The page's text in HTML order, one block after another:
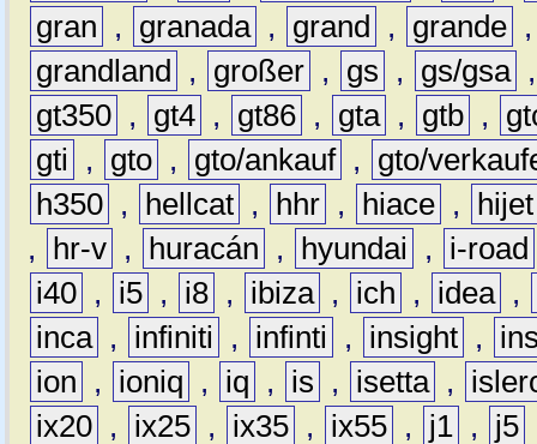
gran
, granada , grand , grande
grandland
, großer , gs , gs/gsa
gt350 , gt4 , gt86 , gta , gtb ,
gti
, gto , gto/ankauf ,
gto/
h350 , hellcat , hhr , hiace ,
hijet
,
hr-v , huracán , hyundai ,
i-road
i40 , i5 , i8 , ibiza , ich , idea ,
inca , infiniti , infinti , insight ,
ion
, ioniq , iq , is , isetta ,
ix20 , ix25 , ix35 , ix55 , j1 , j5